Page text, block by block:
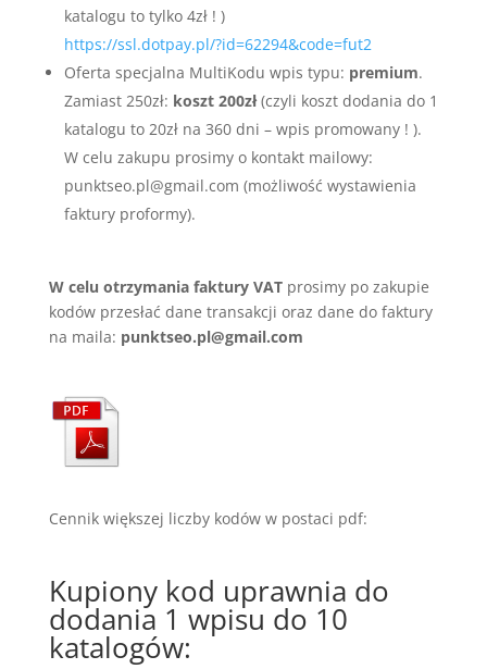
katalogu to tylko 4zł ! )
https://ssl.dotpay.pl/?id=62294&code=fut2
Oferta specjalna MultiKodu wpis typu: premium.
Zamiast 250zł: koszt 200zł(czyli koszt dodania do 1
katalogu to 20zł na 360 dni – wpis promowany ! ).
W celu zakupu prosimy o kontakt mailowy:
punktseo.pl@gmail.com (możliwość wystawienia
faktury proformy).
W celu otrzymania faktury VATprosimy po zakupie
kodów przesłać dane transakcji oraz dane do faktury
na maila: punktseo.pl@gmail.com
Cennik większej liczby kodów w postaci pdf:
Kupiony kod uprawnia do
dodania 1 wpisu do 10
katalogów: